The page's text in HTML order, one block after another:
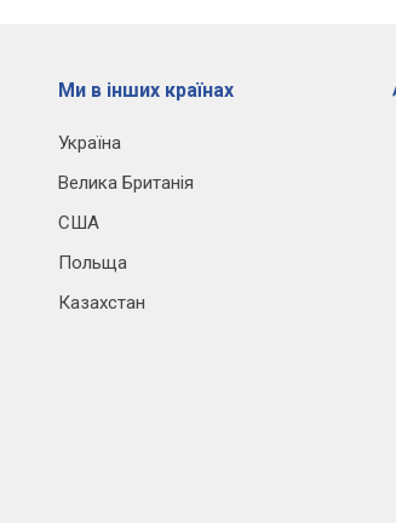
Ми в інших країнах
Україна
Велика Британія
США
Польща
Казахстан